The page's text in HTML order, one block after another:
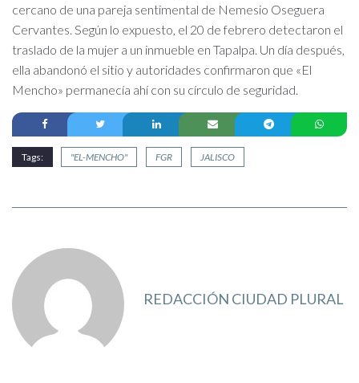
cercano de una pareja sentimental de Nemesio Oseguera
Cervantes. Según lo expuesto, el 20 de febrero detectaron el
traslado de la mujer a un inmueble en Tapalpa. Un día después,
ella abandonó el sitio y autoridades confirmaron que «El
Mencho» permanecía ahí con su círculo de seguridad.
Tags: "EL-MENCHO" FGR JALISCO
REDACCIÓN CIUDAD PLURAL